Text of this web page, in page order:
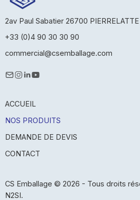
2av Paul Sabatier 26700 PIERRELATTE
+33 (0)4 90 30 30 90
commercial@csemballage.com
ACCUEIL
NOS PRODUITS
DEMANDE DE DEVIS
CONTACT
CS Emballage © 2026 - Tous droits
N2SI.